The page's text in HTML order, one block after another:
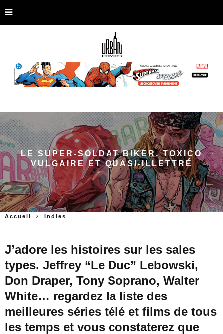
LE SUPER-SOLDAT BIKER, TOXICO
VULGAIRE ET QUASI-ILLETTRÉ
Accueil Indies
J’adore les histoires sur les sales
types. Jeffrey “Le Duc” Lebowski,
Don Draper, Tony Soprano, Walter
White… regardez la liste des
meilleures séries télé et films de tous
les temps et vous constaterez que